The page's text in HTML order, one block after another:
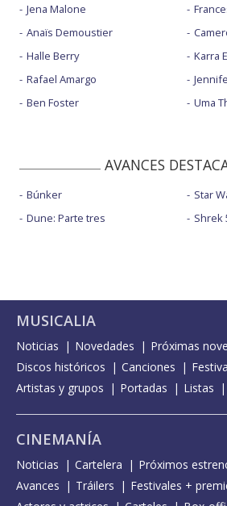
Jena Malone
Anaïs Demoustier
Halle Berry
Rafael Amargo
Ben Foster
Karra
Uma
AVANCES
Búnker
Dune: Parte tres
Star
Shrek
MUSICALIA
Noticias Novedades
Próximas
Discos históricos
Canciones
Artistas y grupos
Portadas Listas
CINEMANÍA
Noticias Cartelera Próximos
Avances
Tráilers
Festivales +